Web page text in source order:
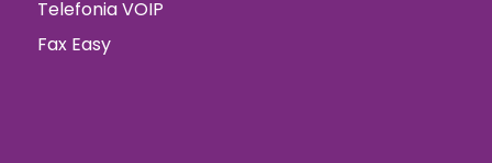
Telefonia VOIP
Fax Easy